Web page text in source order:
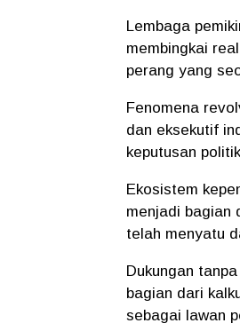
​Lembaga
membingkai
perang yang
​Fenomena
dan eksekutif
keputusan
​Ekosistem
menjadi bagian
telah menyatu
​Dukungan
bagian dari
sebagai lawan